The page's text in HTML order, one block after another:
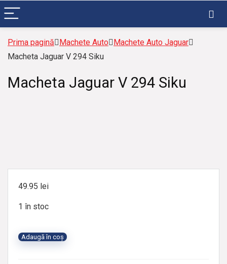
Prima pagină Machete Auto Machete Auto Jaguar
Macheta Jaguar V 294 Siku
Macheta Jaguar V 294 Siku
49.95 lei
1 în stoc
Cantitate
Adaugă în coș